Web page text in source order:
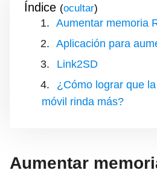
Índice ( )
Aumentar memoria
Aplicación para
Link2SD
¿Cómo lograr que
móvil rinda más?
Aumentar